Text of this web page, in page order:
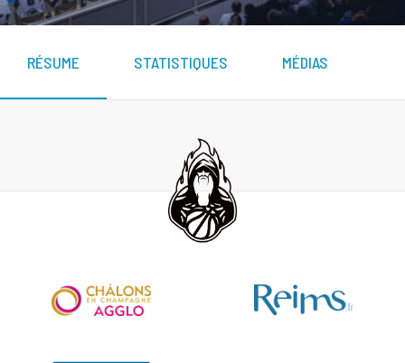
RÉSUME STATISTIQUES MÉDIAS